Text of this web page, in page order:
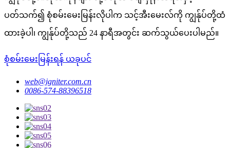
ပတ်သက်၍ စုံစမ်းမေးမြန်းလိုပါက သင့်အီးမေးလ်ကို ကျွန်ုပ်တို့ထံ
ထားခဲ့ပါ၊ ကျွန်ုပ်တို့သည် 24 နာရီအတွင်း ဆက်သွယ်ပေးပါမည်။
စုံစမ်းမေးမြန်းရန် ယခုပင်
web@igniter.com.cn
0086-574-88396518